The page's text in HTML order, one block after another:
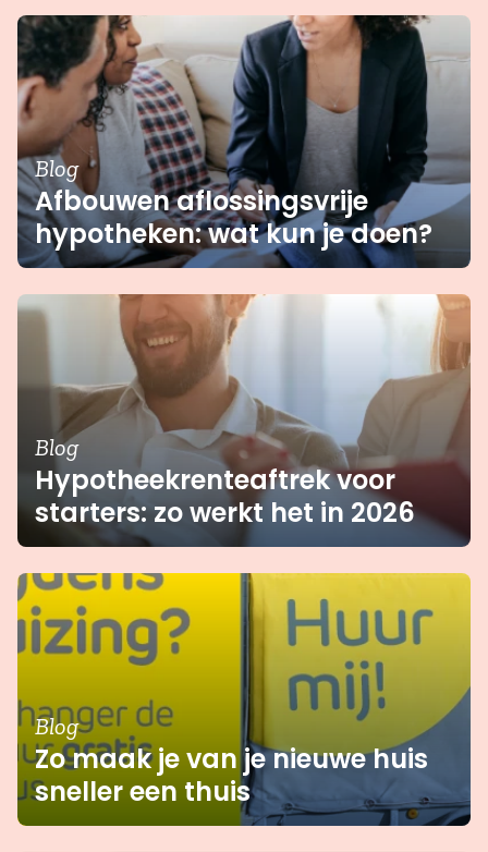
Blog
Afbouwen aflossingsvrije
hypotheken: wat kun je doen?
Blog
Hypotheekrenteaftrek voor
starters: zo werkt het in 2026
Blog
Zo maak je van je nieuwe huis
sneller een thuis